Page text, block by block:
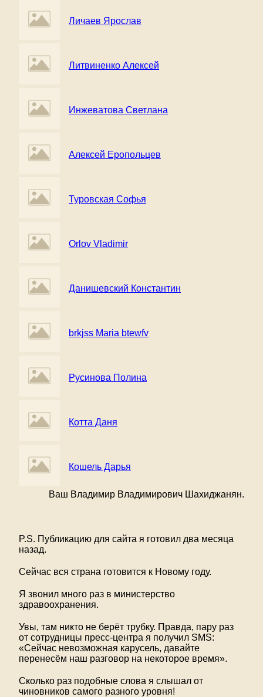
Личаев Ярослав
Литвиненко Алексей
Инжеватова Светлана
Алексей Еропольцев
Туровская Софья
Orlov Vladimir
Данишевский Константин
brkjss Maria btewfv
Русинова Полина
Котта Даня
Кошель Дарья
Ваш Владимир Владимирович Шахиджанян.
P.S. Публикацию для сайта я готовил два месяца
назад.
Сейчас вся страна готовится к Новому году.
Я звонил много раз в министерство
здравоохранения.
Увы, там никто не берёт трубку. Правда, пару раз
от сотрудницы пресс-центра я получил SMS:
«Сейчас невозможная карусель, давайте
перенесём наш разговор на некоторое время».
Сколько раз подобные слова я слышал от
чиновников самого разного уровня!